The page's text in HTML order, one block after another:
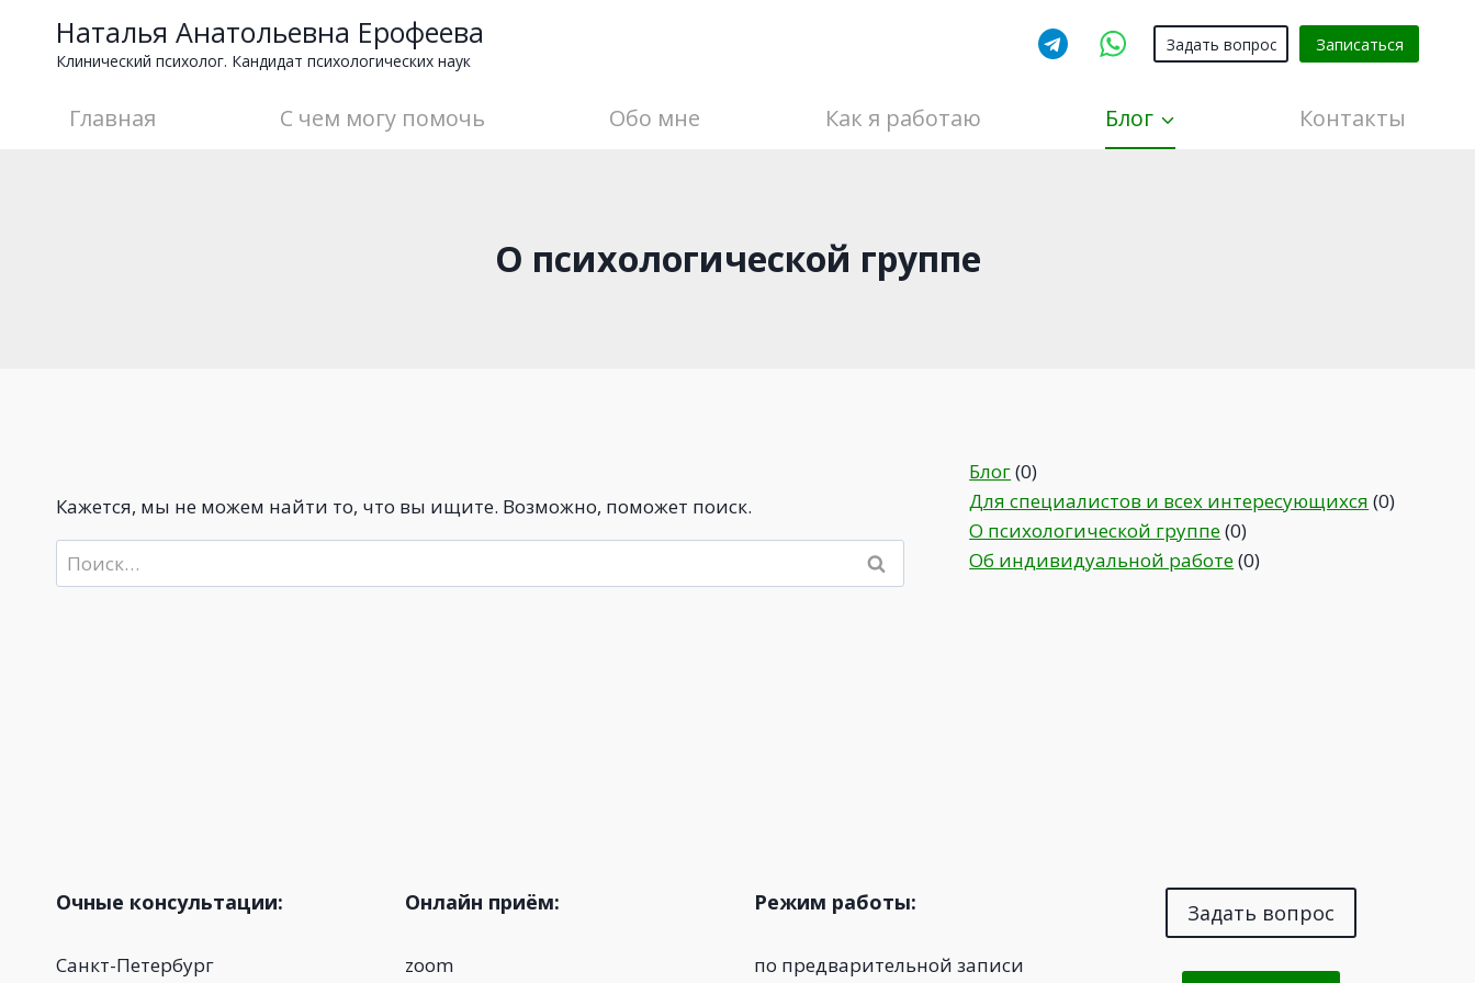
содержимому
Наталья Анатольевна Ерофеева
Клинический психолог. Кандидат психологических наук
Задать вопрос Записаться
Главная С чем могу помочь Обо мне Как я работаю Блог Контакты
О психологической группе
Кажется, мы не можем найти то, что вы ищите. Возможно, поможет поиск.
Найти:
Блог(0)
Для специалистов и всех интересующихся (0)
О психологической группе(0)
Об индивидуальной работе(0)
Очные консультации:
Санкт-Петербург
Онлайн приём:
zoom
Режим работы:
по предварительной записи
Задать вопрос